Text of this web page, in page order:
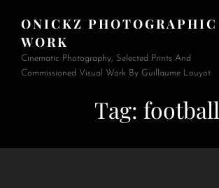
ONICKZ PHOTOGRAPHIC
WORK
Cinematic Photography, Selected Prints And
Commissioned Visual Work By Guillaume Louyot.
Tag: football